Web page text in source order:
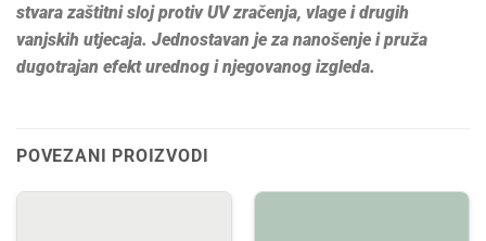
stvara zaštitni sloj protiv UV zračenja, vlage i drugih
vanjskih utjecaja. Jednostavan je za nanošenje i pruža
dugotrajan efekt urednog i njegovanog izgleda.
POVEZANI PROIZVODI